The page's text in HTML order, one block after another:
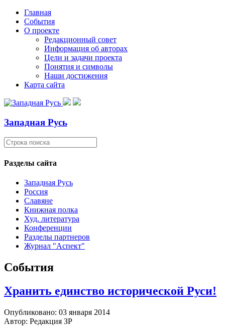
Главная
События
О проекте
Редакционный совет
Информация об авторах
Цели и задачи проекта
Понятия и символы
Наши достижения
Карта сайта
Западная Русь
Разделы сайта
Западная Русь
Россия
Славяне
Книжная полка
Худ. литература
Конференции
Разделы партнеров
Журнал "Аспект"
События
Хранить единство исторической Руси!
Опубликовано: 03 января 2014
Автор: Редакция ЗР